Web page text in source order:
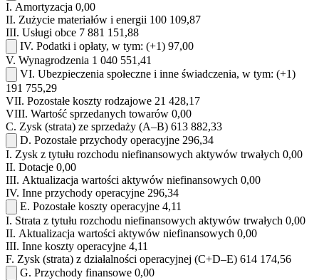
I. Amortyzacja 0,00
II. Zużycie materiałów i energii 100 109,87
III. Usługi obce 7 881 151,88
IV. Podatki i opłaty, w tym: (+1) 97,00
V. Wynagrodzenia 1 040 551,41
VI. Ubezpieczenia społeczne i inne świadczenia, w tym: (+1)
191 755,29
VII. Pozostałe koszty rodzajowe 21 428,17
VIII. Wartość sprzedanych towarów 0,00
C. Zysk (strata) ze sprzedaży (A–B) 613 882,33
D. Pozostałe przychody operacyjne 296,34
I. Zysk z tytułu rozchodu niefinansowych aktywów trwałych 0,00
II. Dotacje 0,00
III. Aktualizacja wartości aktywów niefinansowych 0,00
IV. Inne przychody operacyjne 296,34
E. Pozostałe koszty operacyjne 4,11
I. Strata z tytułu rozchodu niefinansowych aktywów trwałych 0,00
II. Aktualizacja wartości aktywów niefinansowych 0,00
III. Inne koszty operacyjne 4,11
F. Zysk (strata) z działalności operacyjnej (C+D–E) 614 174,56
G. Przychody finansowe 0,00